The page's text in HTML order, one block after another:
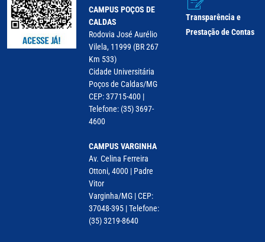
CAMPUS POÇOS DE
CALDAS
Rodovia José Aurélio
Vilela, 11999 (BR 267
Km 533)
Cidade Universitária
Poços de Caldas/MG
CEP: 37715-400 |
Telefone: (35) 3697-
4600
CAMPUS VARGINHA
Av. Celina Ferreira
Ottoni, 4000 | Padre
Vitor
Varginha/MG | CEP:
37048-395 | Telefone:
(35) 3219-8640
Transparência e
Prestação de Contas